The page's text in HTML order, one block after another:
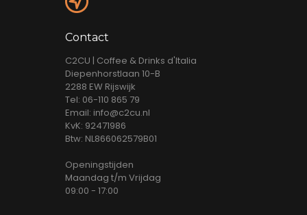
Contact
C2CU | Coffee & Drinks d'Italia
Diepenhorstlaan 10-B
2288 EW Rijswijk
Tel: 06-110 865 79
Email: info@c2cu.nl
KvK: 92471986
Btw: NL866062579B01
Openingstijden
Maandag t/m Vrijdag
09:00 - 17:00